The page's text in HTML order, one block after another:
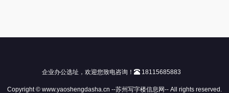
企业办公选址，欢迎您致电咨询！ 18115685883
Copyright © www.yaoshengdasha.cn --苏州写字楼信息网-- All rights reserved.